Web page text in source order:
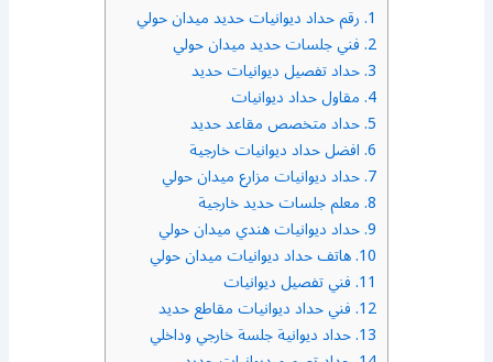
1. رقم حداد ديوانيات حديد ميدان حولي
2. فني جلسات حديد ميدان حولي
3. حداد تفصيل ديوانيات حديد
4. مقاول حداد ديوانيات
5. حداد متخصص مقاعد حديد
6. افضل حداد ديوانيات خارجية
7. حداد ديوانيات مزارع ميدان حولي
8. معلم جلسات حديد خارجية
9. حداد ديوانيات هندي ميدان حولي
10. هاتف حداد ديوانيات ميدان حولي
11. فني تفصيل ديوانيات
12. فني حداد ديوانيات مقاطع حديد
13. حداد ديوانية جلسة خارجي وداخلي